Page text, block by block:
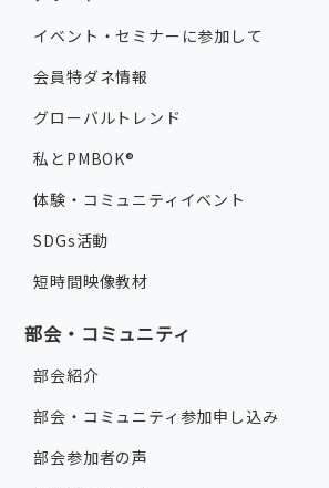
イベント・セミナーに参加して
会員特ダネ情報
グローバルトレンド
私とPMBOK®
体験・コミュニティイベント
SDGs活動
短時間映像教材
部会・コミュニティ
部会紹介
部会・コミュニティ参加申し込み
部会参加者の声